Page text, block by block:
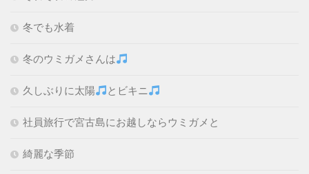
冬でも水着
冬のウミガメさんは
久しぶりに太陽 とビキニ
社員旅行で宮古島にお越しならウミガメと
綺麗な季節